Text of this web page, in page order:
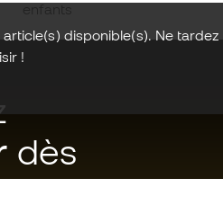
article(s) disponible(s). Ne tardez
!
dès